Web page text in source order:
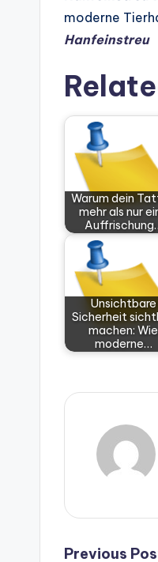
moderne
Hanfeinstreu
Warum dein
mehr als nur
Unsichtbare
Sicherheit
machen: Wie
moderne…
Previous